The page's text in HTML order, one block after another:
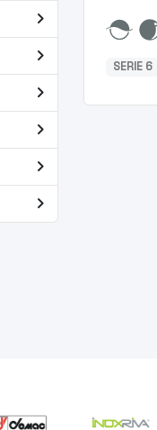
navigate_next
navigate_next
navigate_next
navigate_next
navigate_next
navigate_next
SERIE 6